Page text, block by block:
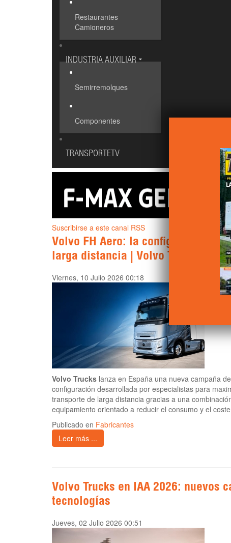
Restaurantes
Camioneros
INDUSTRIA AUXILIAR
Semirremolques
Componentes
TRANSPORTETV
Suscribirse a este canal RSS
Volvo FH Aero: la configuración
larga distancia | Volvo Trucks
Viernes, 10 Julio 2026 00:18
Volvo Trucks lanza en España una nueva campaña
configuración desarrollada por especialistas para
transporte de larga distancia gracias a una
equipamiento orientado a reducir el consumo y el
Publicado en Fabricantes
Leer más ...
Volvo Trucks en IAA 2026: nuevos
tecnologías
Jueves, 02 Julio 2026 00:51